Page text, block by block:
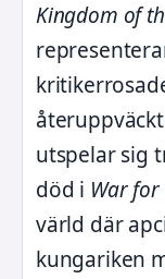
Kingdom of
utspelar sig
död i War for
värld där
kungariken